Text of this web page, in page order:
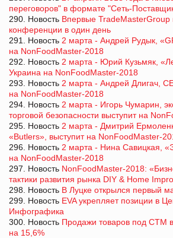
переговоров" в формате "Сеть-
290. Новость Впервые TradeMasterGroup
конференции в один день
291. Новость 2 марта - Андрей Рудык,
на NonFoodMaster-2018
292. Новость 2 марта - Юрий Кузьмяк,
Украина на NonFoodMaster-2018
293. Новость 2 марта - Андрей Длигач,
на NonFoodMaster-2018
294. Новость 2 марта - Игорь Чумарин,
торговой безопасности выступит на
295. Новость 2 марта - Дмитрий
«Butlers», выступит на NonFoodMaster-
296. Новость 2 марта - Нина Савицкая,
на NonFoodMaster-2018
297. Новость NonFoodMaster-2018:
тактики развития рынка DIY & Home
298. Новость В Луцке открылся первый
299. Новость EVA укрепляет позиции в
Инфографика
300. Новость Продажи товаров под СТМ
на 15,6%